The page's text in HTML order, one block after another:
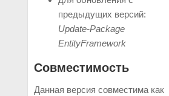
предыдущих версий:
Update-Package
EntityFramework
Совместимость
Данная версия совместима как